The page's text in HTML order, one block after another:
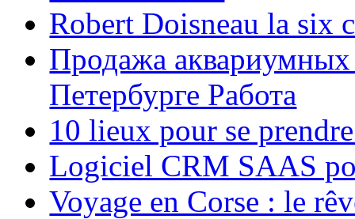
Robert Doisneau la six
Продажа аквариумных
Петербурге Работа
10 lieux pour se
Logiciel CRM SAAS
Voyage en Corse : le